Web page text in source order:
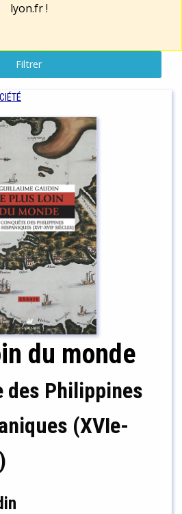
lyon.fr!
Filtrer
du monde
des Philippines
(XVIe-